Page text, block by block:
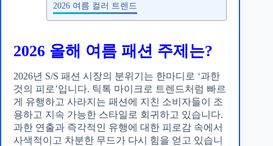
2026 여름 컬러 트렌드
2026 올해 여름 패션 주제는?
2026년 S/S 패션 시장의 분위기는 한마디로 ‘과한
것의 피로’입니다. 틱톡 마이크로 트렌드처럼 빠르
게 유행하고 사라지는 패션에 지친 소비자들이 조
용하고 지속 가능한 스타일로 회귀하고 있습니다.
과한 연출과 즉각적인 유행에 대한 피로감 속에서
사색적이고 차분한 무드가 다시 힘을 얻고 있습니